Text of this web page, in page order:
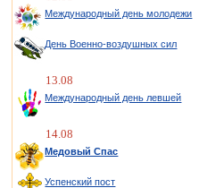
Международный день молодежи
День Военно-воздушных сил
13.08
Международный день левшей
14.08
Медовый Спас
Успенский пост